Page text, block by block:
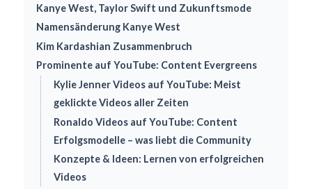
Kanye West, Taylor Swift und Zukunftsmode
Namensänderung Kanye West
Kim Kardashian Zusammenbruch
Prominente auf YouTube: Content Evergreens
Kylie Jenner Videos auf YouTube: Meist
geklickte Videos aller Zeiten
Ronaldo Videos auf YouTube: Content
Erfolgsmodelle – was liebt die Community
Konzepte & Ideen: Lernen von erfolgreichen
Videos